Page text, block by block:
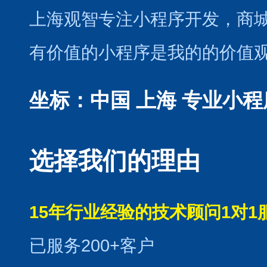
上海观智专注小程序开发 ，商
有价值的小程序是我的的价值
坐标：中国 上海 专业小
选择我们的理由
15年行业经验的技术顾问1对1
已服务200+客户